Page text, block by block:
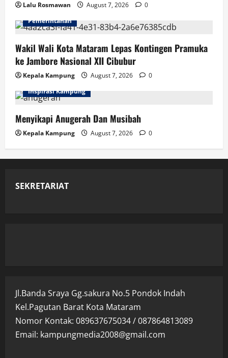
Lalu Rosmawan August 7, 2026
0
Pemerintahan
Wakil Wali Kota Mataram Lepas Kontingen Pramuka
ke Jambore Nasional XII Cibubur
Kepala Kampung August 7, 2026
0
Inspirasi Kampung
Menyikapi Anugerah Dan Musibah
Kepala Kampung August 7, 2026 0
SEKRETARIAT
Jl.Banda Sraya Gg.sakura No.5 Pondok Indah
Kel.Pagutan Barat Kota Mataram
Nomor Kontak: 089637675034 / 087864813089
Email: kampungmedia2008@gmail.com